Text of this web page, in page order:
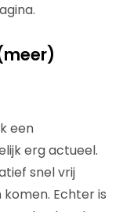
een
erg actueel.
snel vrij
Echter is